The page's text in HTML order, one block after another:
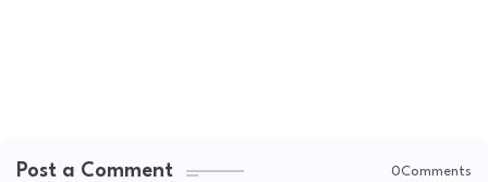
Post a Comment 0Comments